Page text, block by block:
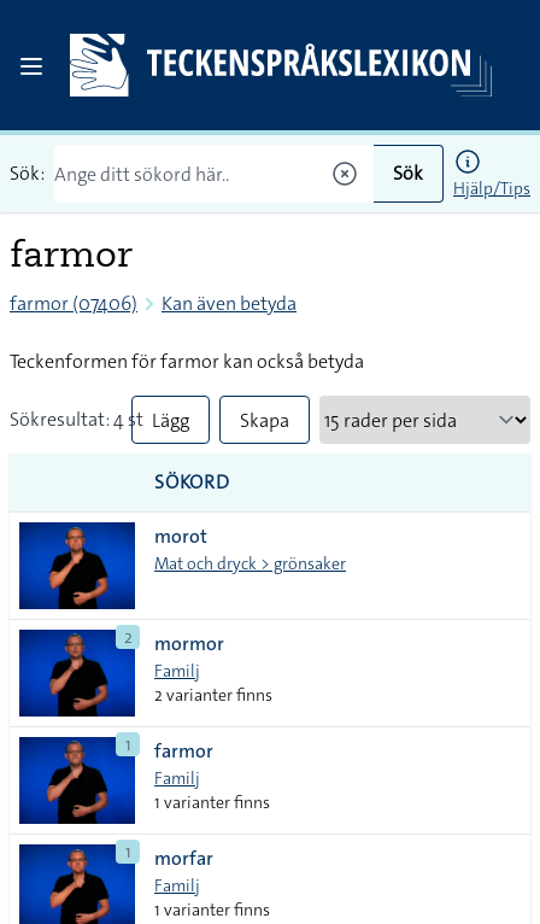
Sök: Sök
Hjälp/Tips
farmor
farmor (07406) Kan även betyda
Teckenformen för farmor kan också betyda
Sökresultat: 4 st Lägg
till
alla i
lista
Skapa
SÖKORD
morot
Mat och dryck > grönsaker
2 mormor
Familj
2 varianter finns
1 farmor
Familj
1 varianter finns
1 morfar
Familj
1 varianter finns